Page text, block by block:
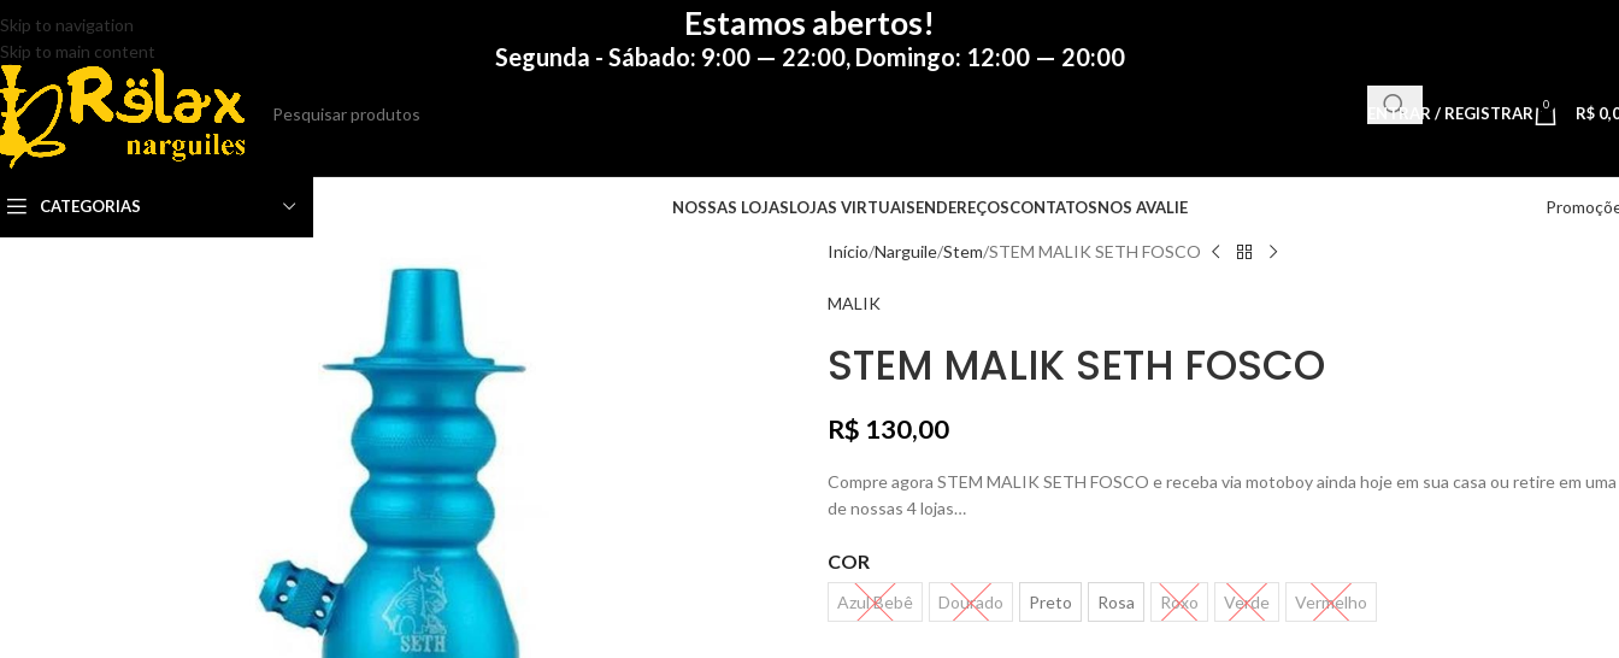
Skip to navigation
Skip to main content
Estamos abertos!
Segunda - Sábado: 9:00 — 22:00, Domingo: 12:00 — 20:00
ENTRAR / REGISTRAR 0 R$
CATEGORIAS NOSSAS LOJASLOJAS VIRTUAISENDEREÇOSCONTATOSNOS AVALIE
Início Narguile Stem STEM MALIK SETH FOSCO
MALIK
STEM MALIK SETH FOSCO
R$ 130,00
Compre agora STEM MALIK SETH FOSCO e receba via motoboy ainda hoje em sua casa ou retire em uma
de nossas 4 lojas…
COR
Azul Bebê Dourado Preto Rosa Roxo Verde Vermelho